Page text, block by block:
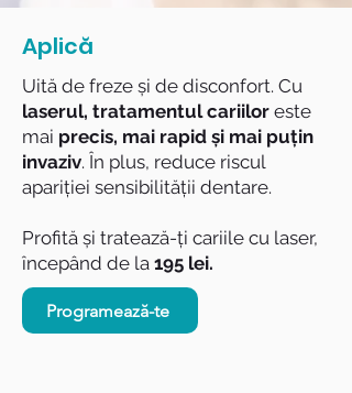
Aplică
Uită de freze și de disconfort. Cu
laserul, tratamentul cariilor este
mai precis, mai rapid și mai puțin
invaziv. În plus, reduce riscul
apariției sensibilității dentare.
Profită și tratează-ți cariile cu laser,
începând de la 195 lei.
Programează-te